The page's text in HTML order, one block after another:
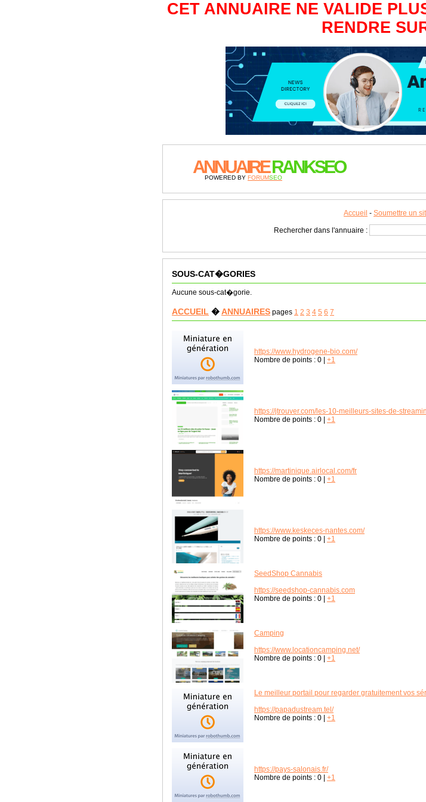
CET ANNUAIRE NE VALIDE
RENDRE
ANNUAIRERANKSEO
POWERED BY FORUMSEO
Accueil - Soumettre un
Rechercher dans l'annuaire :
SOUS-CAT�GORIES
Aucune sous-cat�gorie.
ACCUEIL �ANNUAIRES pages 1 2 3 4 5 6 7
https://www.hydrogene-bio.com/
Nombre de points : 0 +1
https://jtrouver.com/les-10-meilleurs-sites-de-
Nombre de points : 0 +1
https://martinique.airlocal.com/fr
Nombre de points : 0 +1
https://www.keskeces-nantes.com/
Nombre de points : 0 +1
SeedShop Cannabis
https://seedshop-cannabis.com
Nombre de points : 0 +1
Camping
https://www.locationcamping.net/
Nombre de points : 0 +1
Le meilleur portail pour regarder gratuitement vos
https://papadustream.tel/
Nombre de points : 0 +1
https://pays-salonais.fr/
Nombre de points : 0 +1